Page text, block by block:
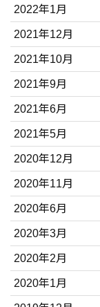
2022年1月
2021年12月
2021年10月
2021年9月
2021年6月
2021年5月
2020年12月
2020年11月
2020年6月
2020年3月
2020年2月
2020年1月